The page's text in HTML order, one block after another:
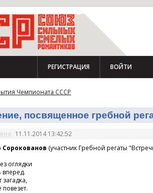
РЕГИСТРАЦИЯ ВОЙТИ
Чемпионата СССР
посвященное гребной
11.11.2014 13:42:52
(участник Гребной регаты
оглядки
загадка,